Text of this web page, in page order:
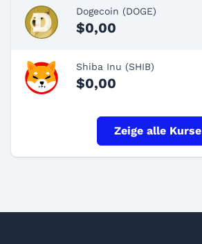
Dogecoin (DOGE)
$0,00
Shiba Inu (SHIB)
$0,00
Zeige alle Kurse